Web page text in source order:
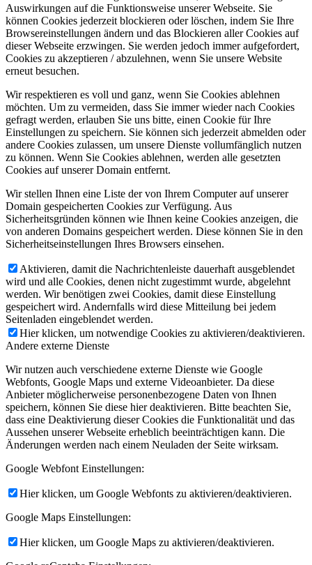
Auswirkungen auf die Funktionsweise unserer Webseite. Sie
können Cookies jederzeit blockieren oder löschen, indem Sie Ihre
Browsereinstellungen ändern und das Blockieren aller Cookies auf
dieser Webseite erzwingen. Sie werden jedoch immer aufgefordert,
Cookies zu akzeptieren / abzulehnen, wenn Sie unsere Website
erneut besuchen.
Wir respektieren es voll und ganz, wenn Sie Cookies ablehnen
möchten. Um zu vermeiden, dass Sie immer wieder nach Cookies
gefragt werden, erlauben Sie uns bitte, einen Cookie für Ihre
Einstellungen zu speichern. Sie können sich jederzeit abmelden oder
andere Cookies zulassen, um unsere Dienste vollumfänglich nutzen
zu können. Wenn Sie Cookies ablehnen, werden alle gesetzten
Cookies auf unserer Domain entfernt.
Wir stellen Ihnen eine Liste der von Ihrem Computer auf unserer
Domain gespeicherten Cookies zur Verfügung. Aus
Sicherheitsgründen können wie Ihnen keine Cookies anzeigen, die
von anderen Domains gespeichert werden. Diese können Sie in den
Sicherheitseinstellungen Ihres Browsers einsehen.
Aktivieren, damit die Nachrichtenleiste dauerhaft ausgeblendet
wird und alle Cookies, denen nicht zugestimmt wurde, abgelehnt
werden. Wir benötigen zwei Cookies, damit diese Einstellung
gespeichert wird. Andernfalls wird diese Mitteilung bei jedem
Seitenladen eingeblendet werden.
Hier klicken, um notwendige Cookies zu aktivieren/deaktivieren.
Andere externe Dienste
Wir nutzen auch verschiedene externe Dienste wie Google
Webfonts, Google Maps und externe Videoanbieter. Da diese
Anbieter möglicherweise personenbezogene Daten von Ihnen
speichern, können Sie diese hier deaktivieren. Bitte beachten Sie,
dass eine Deaktivierung dieser Cookies die Funktionalität und das
Aussehen unserer Webseite erheblich beeinträchtigen kann. Die
Änderungen werden nach einem Neuladen der Seite wirksam.
Google Webfont Einstellungen:
Hier klicken, um Google Webfonts zu aktivieren/deaktivieren.
Google Maps Einstellungen:
Hier klicken, um Google Maps zu aktivieren/deaktivieren.